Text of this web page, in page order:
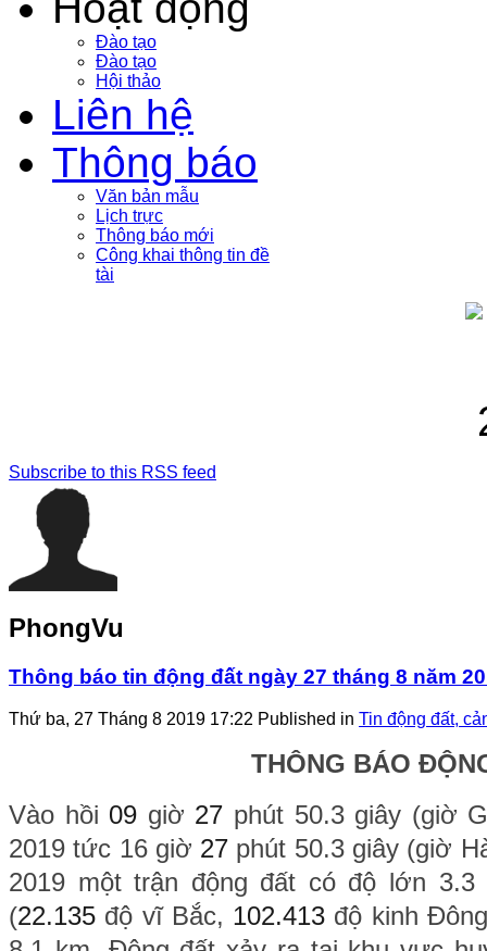
Đào tạo
Đào tạo
Hội thảo
Liên hệ
Thông báo
Văn bản mẫu
Lịch trực
Thông báo mới
Công khai thông tin đề
tài
Subscribe to this RSS feed
PhongVu
Thông báo tin động đất ngày 27 tháng 8 năm
Thứ ba, 27 Tháng 8 2019 17:22 Published in Tin động đất,
THÔNG BÁO
Vào hồi 09 giờ 27 phút 50.3 giây (giờ
2019 tức 16 giờ 27 phút 50.3 giây (giờ
2019 một trận động đất có độ lớn
(22.135 độ vĩ Bắc, 102.413 độ kinh